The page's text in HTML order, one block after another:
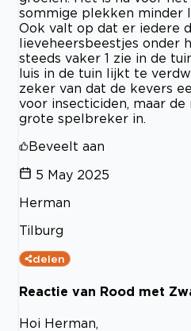
sommige plekken minder
Ook valt op dat er iedere
lieveheersbeestjes onder
steeds vaker 1 zie in de
luis in de tuin lijkt te
zeker van dat de kevers
voor insecticiden, maar
grote spelbreker in.
Beveelt aan
5 May 2025
Herman
Tilburg
delen
Reactie van Rood met
Hoi Herman,